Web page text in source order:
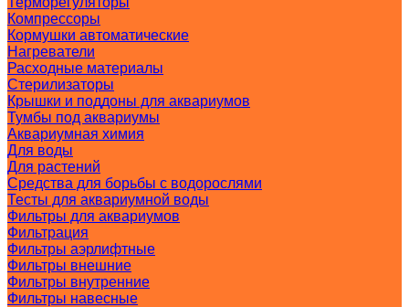
Компрессоры
Кормушки автоматические
Нагреватели
Расходные материалы
Стерилизаторы
Крышки и поддоны для аквариумов
Тумбы под аквариумы
Аквариумная химия
Для воды
Для растений
Средства для борьбы с водорослями
Тесты для аквариумной воды
Фильтры для аквариумов
Фильтрация
Фильтры аэрлифтные
Фильтры внешние
Фильтры внутренние
Фильтры навесные